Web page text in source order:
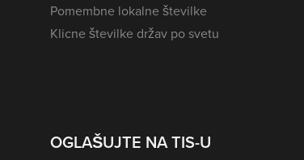
Pomembne lokalne številke
Klicne številke držav po svetu
OGLAŠUJTE NA TIS-U